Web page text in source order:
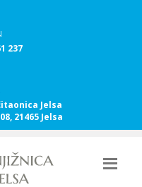
237
Jelsa
21465 Jelsa